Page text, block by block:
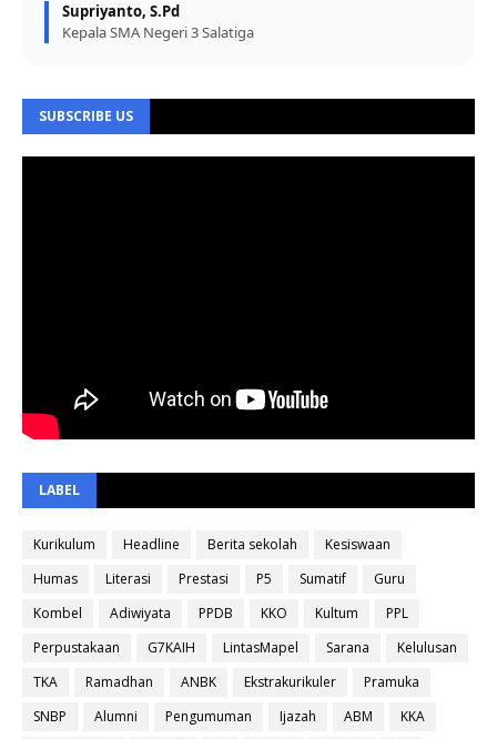
Supriyanto, S.Pd
Kepala SMA Negeri 3 Salatiga
SUBSCRIBE US
LABEL
Kurikulum Headline Berita sekolah
Kesiswaan
Humas
Literasi Prestasi P5 Sumatif
Guru
Kombel
Adiwiyata PPDB KKO Kultum
PPL
Perpustakaan
G7KAIH LintasMapel Sarana
Kelulusan
TKA
Ramadhan ANBK Ekstrakurikuler
Pramuka
SNBP
Alumni Pengumuman Ijazah ABM
KKA